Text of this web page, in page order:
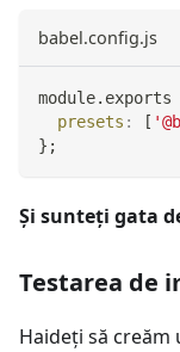
babel.config.js
module. exports
presets : [
} ;
Și sunteți gata
Testarea de
Haideți să creăm